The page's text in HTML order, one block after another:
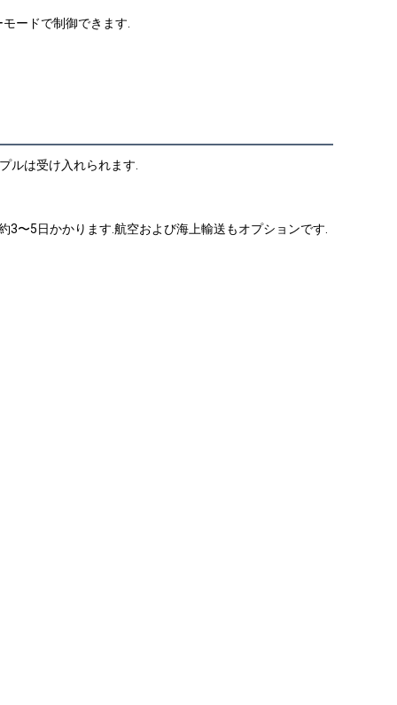
ードで制御できます.
ルは受け入れられます.
3〜5日かかります.航空および海上輸送もオプションです.